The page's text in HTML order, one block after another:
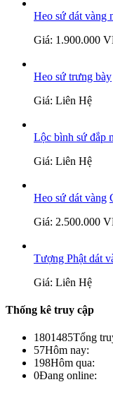
Heo sứ dát vàng
Giá: 1.900.000
Heo sứ trưng bày
Giá: Liên Hệ
Lộc bình sứ đắp
Giá: Liên Hệ
Heo sứ dát vàng
Giá: 2.500.000
Tượng Phật dát
Giá: Liên Hệ
Thống kê truy cập
1801485Tổng
57Hôm nay:
198Hôm qua:
0Đang online: